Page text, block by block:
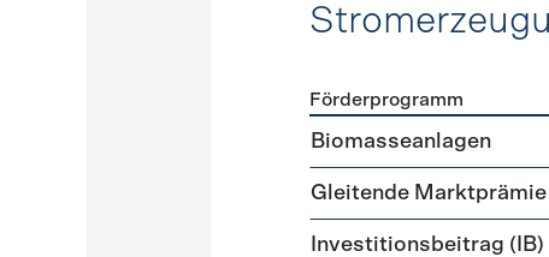
Förderprogramme
Förderprogramm
Biomasseanlagen
Gleitende Marktprämie
Investitionsbeitrag (IB)